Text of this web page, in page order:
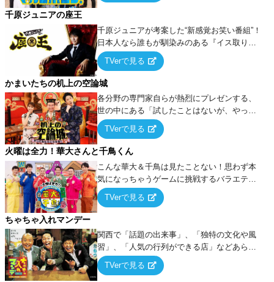
千原ジュニアの座王
千原ジュニアが考案した“新感覚お笑い番組”！
日本人なら誰もが馴染みのある『イス取りゲ
ーム』をベースに、大喜利・ギャグ・モノボ
ケ・歌…など様々なお題で芸人がショートネ
タを競い合う！
TVerで見る
かまいたちの机上の空論城
各分野の専門家自らが熱烈にプレゼンする、
世の中にある「試したことはないが、やって
みたらこうなる！…ハズ」という“机上の空
論”に若手芸人らがカラダを張って挑む！
TVerで見る
火曜は全力！華大さんと千鳥くん
こんな華大＆千鳥は見たことない！思わず本
気になっちゃうゲームに挑戦するバラエティ
ー！
TVerで見る
ちゃちゃ入れマンデー
関西で「話題の出来事」、「独特の文化や風
習」、「人気の行列ができる店」などあらゆ
るテーマについて好き放題にちゃちゃを入れ
ていく関西色を前面に押し出したトークバラ
TVerで見る